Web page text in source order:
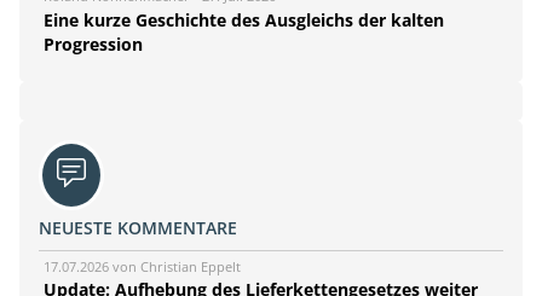
Eine kurze Geschichte des Ausgleichs der kalten
Progression
NEUESTE KOMMENTARE
17.07.2026 von Christian Eppelt
Update: Aufhebung des Lieferkettengesetzes weiter